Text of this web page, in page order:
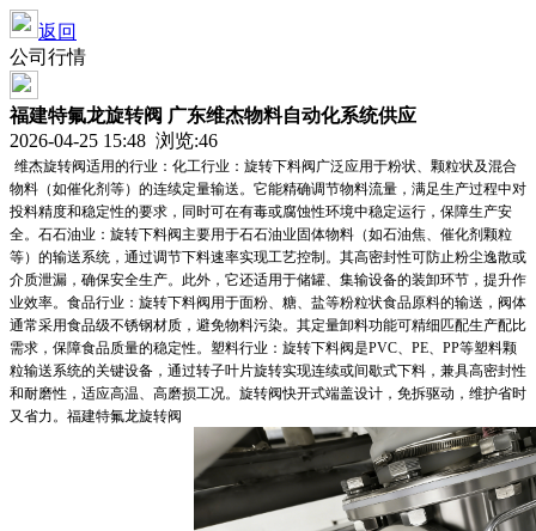
返回
公司行情
福建特氟龙旋转阀 广东维杰物料自动化系统供应
2026-04-25 15:48 浏览:46
维杰旋转阀适用的行业：化工行业：旋转下料阀广泛应用于粉状、颗粒状及混合
物料（如催化剂等）的连续定量输送。它能精确调节物料流量，满足生产过程中对
投料精度和稳定性的要求，同时可在有毒或腐蚀性环境中稳定运行，保障生产安
全。石石油业：旋转下料阀主要用于石石油业固体物料（如石油焦、催化剂颗粒
等）的输送系统，通过调节下料速率实现工艺控制。其高密封性可防止粉尘逸散或
介质泄漏，确保安全生产。此外，它还适用于储罐、集输设备的装卸环节，提升作
业效率。食品行业：旋转下料阀用于面粉、糖、盐等粉粒状食品原料的输送，阀体
通常采用食品级不锈钢材质，避免物料污染。其定量卸料功能可精细匹配生产配比
需求，保障食品质量的稳定性。塑料行业：旋转下料阀是PVC、PE、PP等塑料颗
粒输送系统的关键设备，通过转子叶片旋转实现连续或间歇式下料，兼具高密封性
和耐磨性，适应高温、高磨损工况。旋转阀快开式端盖设计，免拆驱动，维护省时
又省力。福建特氟龙旋转阀